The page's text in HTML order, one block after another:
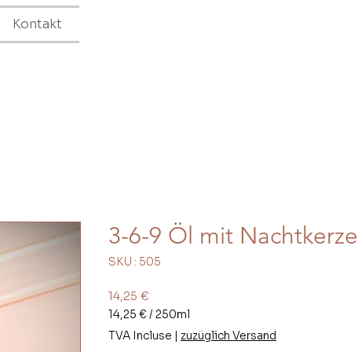
Kontakt
3-6-9 Öl mit Nachtkerze
SKU : 505
14,25 €
14,25 € / 250ml
14,25 €
pour
TVA Incluse | zuzüglich Versand